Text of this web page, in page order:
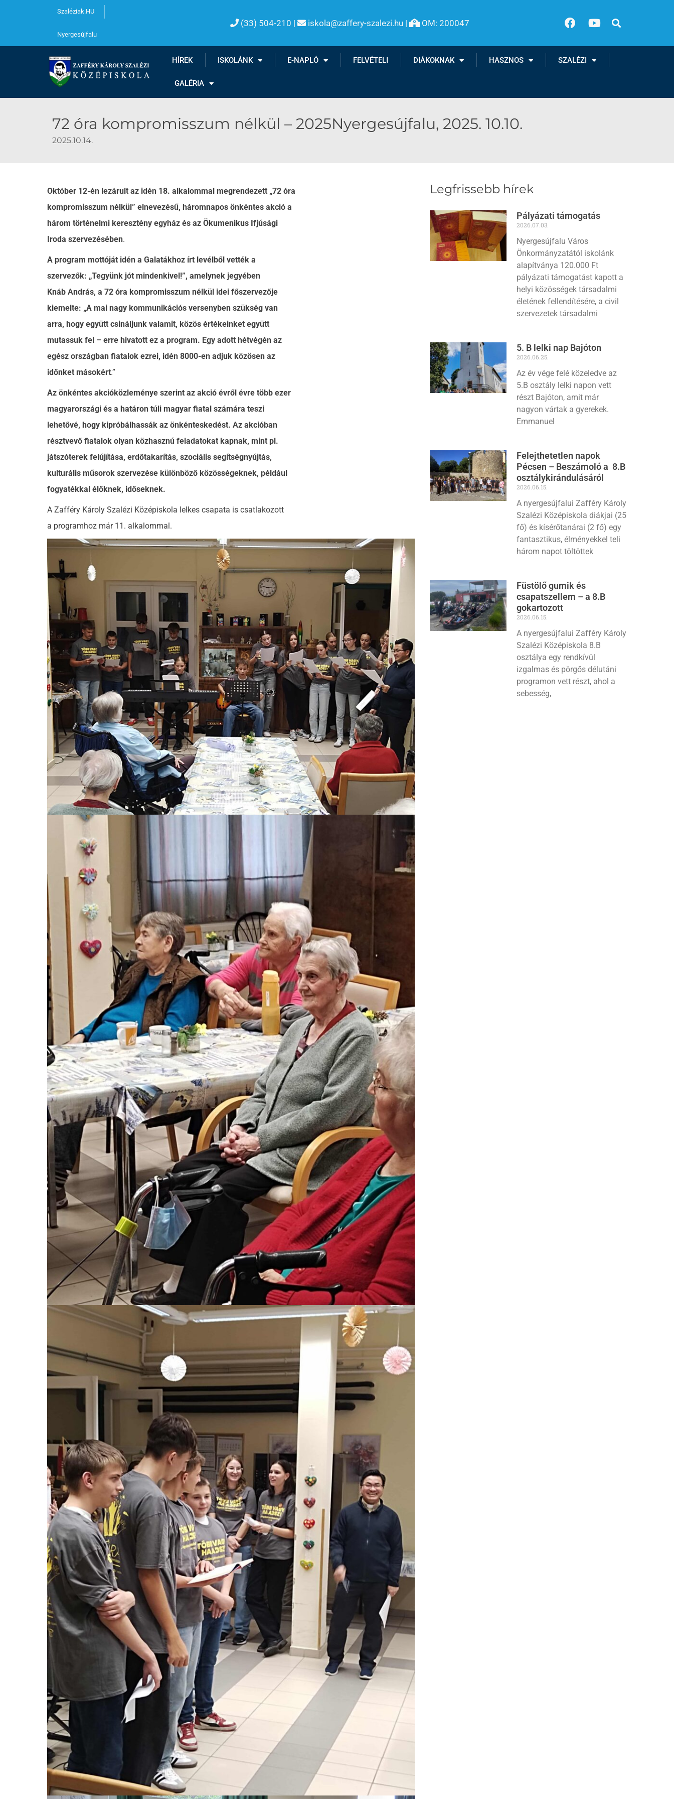
Szaléziak.HU
Nyergesújfalu
(33) 504-210 | iskola@zaffery-szalezi.hu | OM: 200047
HÍREK ISKOLÁNK E-NAPLÓ FELVÉTELI DIÁKOKNAK HASZNOS SZALÉZI
GALÉRIA
72 óra kompromisszum nélkül – 2025Nyergesújfalu, 2025. 10.10.
2025.10.14.
Október 12-én lezárult az idén 18. alkalommal megrendezett „72 óra
kompromisszum nélkül” elnevezésű, háromnapos önkéntes akció a
három történelmi keresztény egyház és az Ökumenikus Ifjúsági
Iroda szervezésében.
A program mottóját idén a Galatákhoz írt levélből vették a
szervezők: „Tegyünk jót mindenkivel!”, amelynek jegyében
Knáb András, a 72 óra kompromisszum nélkül idei főszervezője
kiemelte: „A mai nagy kommunikációs versenyben szükség van
arra, hogy együtt csináljunk valamit, közös értékeinket együtt
mutassuk fel – erre hivatott ez a program. Egy adott hétvégén az
egész országban fiatalok ezrei, idén 8000-en adjuk közösen az
időnket másokért.”
Az önkéntes akcióközleménye szerint az akció évről évre több ezer
magyarországi és a határon túli magyar fiatal számára teszi
lehetővé, hogy kipróbálhassák az önkénteskedést. Az akcióban
résztvevő fiatalok olyan közhasznú feladatokat kapnak, mint pl.
játszóterek felújítása, erdőtakarítás, szociális segítségnyújtás,
kulturális műsorok szervezése különböző közösségeknek, például
fogyatékkal élőknek, időseknek.
A Zafféry Károly Szalézi Középiskola lelkes csapata is csatlakozott
a programhoz már 11. alkalommal.
Legfrissebb hírek
Pályázati támogatás
2026.07.03.
Nyergesújfalu Város
Önkormányzatától iskolánk
alapítványa 120.000 Ft
pályázati támogatást kapott a
helyi közösségek társadalmi
életének fellendítésére, a civil
szervezetek társadalmi
5. B lelki nap Bajóton
2026.06.25.
Az év vége felé közeledve az
5.B osztály lelki napon vett
részt Bajóton, amit már
nagyon vártak a gyerekek.
Emmanuel
Felejthetetlen napok
Pécsen – Beszámoló a 8.B
osztálykirándulásáról
2026.06.15.
A nyergesújfalui Zafféry Károly
Szalézi Középiskola diákjai (25
fő) és kísérőtanárai (2 fő) egy
fantasztikus, élményekkel teli
három napot töltöttek
Füstölő gumik és
csapatszellem – a 8.B
gokartozott
2026.06.15.
A nyergesújfalui Zafféry Károly
Szalézi Középiskola 8.B
osztálya egy rendkívül
izgalmas és pörgős délutáni
programon vett részt, ahol a
sebesség,